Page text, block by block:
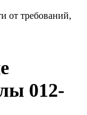
от требований,
012-